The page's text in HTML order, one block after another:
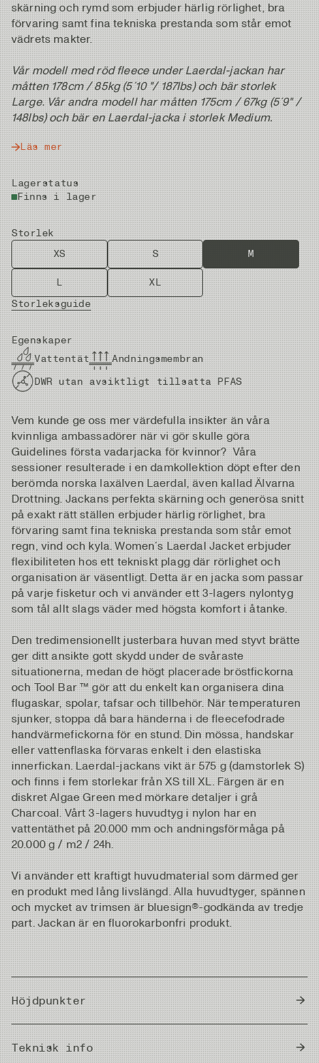
skärning och rymd som erbjuder härlig rörlighet, bra
förvaring samt fina tekniska prestanda som står emot
vädrets makter.
Vår modell med röd fleece under Laerdal-jackan har
måtten 178cm / 85kg (5´10 "/ 187lbs) och bär storlek
Large. Vår andra modell har måtten 175cm / 67kg (5´9" /
148lbs) och bär en Laerdal-jacka i storlek Medium.
Läs mer
Lagerstatus
Finns i lager
Storlek
XS
S M
L
XL
Storleksguide
Egenskaper
Vattentät
Andningsmembran
DWR utan avsiktligt tillsatta PFAS
Vem kunde ge oss mer värdefulla insikter än våra
kvinnliga ambassadörer när vi gör skulle göra
Guidelines första vadarjacka för kvinnor? Våra
sessioner resulterade i en damkollektion döpt efter den
berömda norska laxälven Laerdal, även kallad Älvarna
Drottning. Jackans perfekta skärning och generösa snitt
på exakt rätt ställen erbjuder härlig rörlighet, bra
förvaring samt fina tekniska prestanda som står emot
regn, vind och kyla. Women´s Laerdal Jacket erbjuder
flexibiliteten hos ett tekniskt plagg där rörlighet och
organisation är väsentligt. Detta är en jacka som passar
på varje fisketur och vi använder ett 3-lagers nylontyg
som tål allt slags väder med högsta komfort i åtanke.
Den tredimensionellt justerbara huvan med styvt brätte
ger ditt ansikte gott skydd under de svåraste
situationerna, medan de högt placerade bröstfickorna
och Tool Bar ™ gör att du enkelt kan organisera dina
flugaskar, spolar, tafsar och tillbehör. När temperaturen
sjunker, stoppa då bara händerna i de fleecefodrade
handvärmefickorna för en stund. Din mössa, handskar
eller vattenflaska förvaras enkelt i den elastiska
innerfickan. Laerdal-jackans vikt är 575 g (damstorlek S)
och finns i fem storlekar från XS till XL. Färgen är en
diskret Algae Green med mörkare detaljer i grå
Charcoal. Vårt 3-lagers huvudtyg i nylon har en
vattentäthet på 20.000 mm och andningsförmåga på
20.000 g / m2 / 24h.
Vi använder ett kraftigt huvudmaterial som därmed ger
en produkt med lång livslängd. Alla huvudtyger, spännen
och mycket av trimsen är bluesign®-godkända av tredje
part. Jackan är en fluorokarbonfri produkt.
Höjdpunkter
3D justerbar huva och styvt brätte som funkar lika
bra med som utan mössa/keps.
Teknisk info